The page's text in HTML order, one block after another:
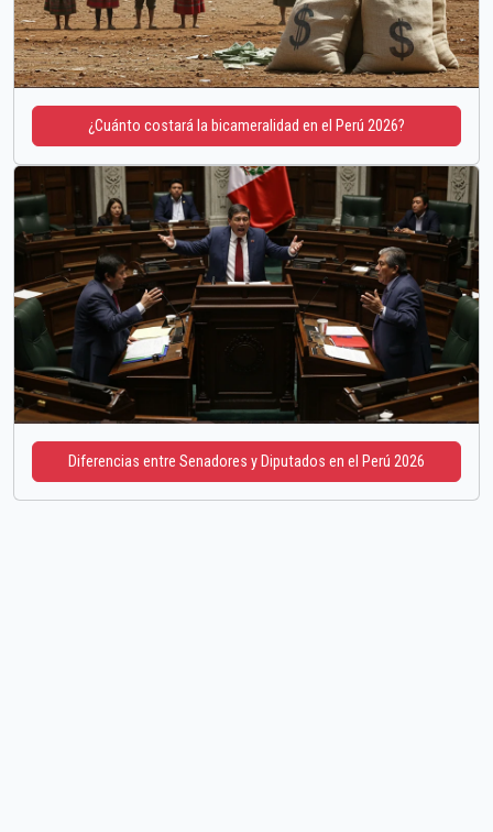
¿Cuánto costará la bicameralidad en el Perú 2026?
Diferencias entre Senadores y Diputados en el Perú 2026